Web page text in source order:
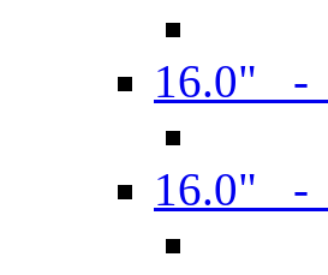
16.0" -
16.0" -